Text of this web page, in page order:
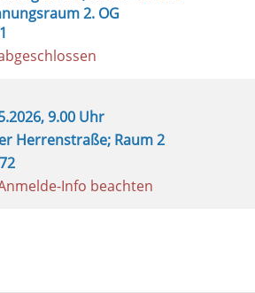
2. OG
9.00 Uhr
Herrenstraße; Raum 2
Info beachten